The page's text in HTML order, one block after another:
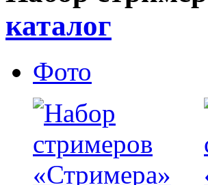
каталог
Фото